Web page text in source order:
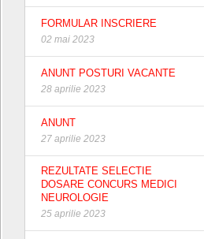
FORMULAR INSCRIERE
02 mai 2023
ANUNT POSTURI VACANTE
28 aprilie 2023
ANUNT
27 aprilie 2023
REZULTATE SELECTIE
DOSARE CONCURS MEDICI
NEUROLOGIE
25 aprilie 2023